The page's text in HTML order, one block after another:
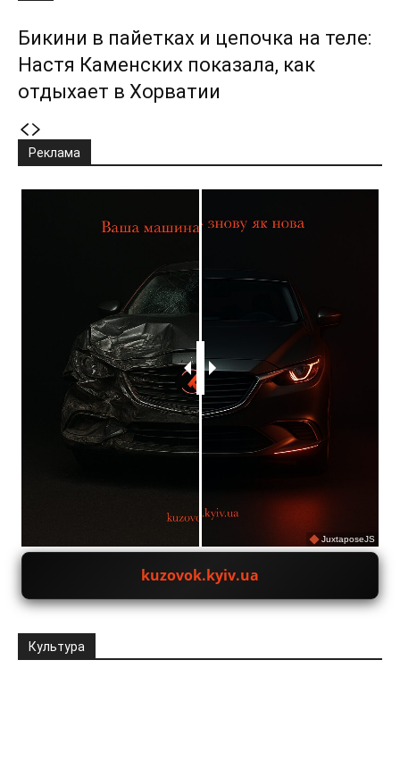
Бикини в пайетках и цепочка на теле:
Настя Каменских показала, как
отдыхает в Хорватии
Реклама
JuxtaposeJS
kuzovok.kyiv.ua
Культура